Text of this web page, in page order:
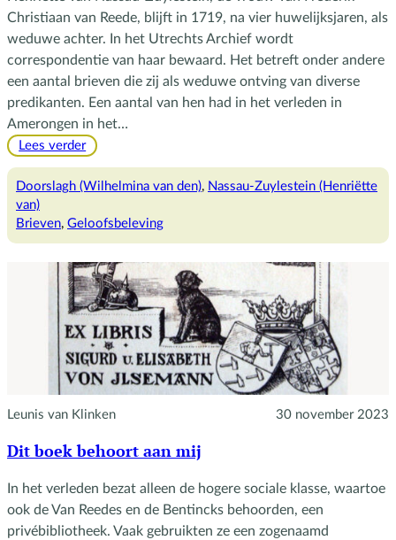
Christiaan van Reede, blijft in 1719, na vier huwelijksjaren, als
weduwe achter. In het Utrechts Archief wordt
correspondentie van haar bewaard. Het betreft onder andere
een aantal brieven die zij als weduwe ontving van diverse
predikanten. Een aantal van hen had in het verleden in
Amerongen in het…
Lees verder:
aan
Doorslagh (Wilhelmina van den), Nassau-Zuylestein (Henriëtte
van)
Brieven, Geloofsbeleving
Leunis van Klinken 30 november 2023
Dit boek behoort aan mij
In het verleden bezat alleen de hogere sociale klasse, waartoe
ook de Van Reedes en de Bentincks behoorden, een
privébibliotheek. Vaak gebruikten ze een zogenaamd